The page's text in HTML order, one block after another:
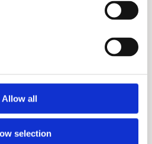
Allow all
selection
met lidar: 3
uit andere sectoren